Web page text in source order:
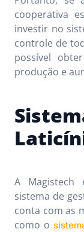
cooperativa
investir no
controle de
possível
produção e
A Magistech
sistema de
conta com as
como o